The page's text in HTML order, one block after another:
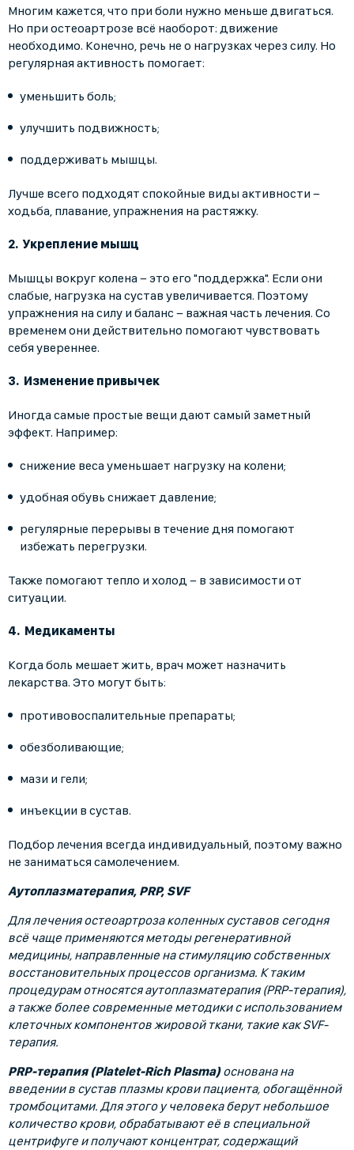
Многим кажется, что при боли нужно меньше двигаться.
Но при остеоартрозе всё наоборот: движение
необходимо. Конечно, речь не о нагрузках через силу. Но
регулярная активность помогает:
уменьшить боль;
улучшить подвижность;
поддерживать мышцы.
Лучше всего подходят спокойные виды активности −
ходьба, плавание, упражнения на растяжку.
Укрепление мышц
Мышцы вокруг колена − это его "поддержка". Если они
слабые, нагрузка на сустав увеличивается. Поэтому
упражнения на силу и баланс − важная часть лечения. Со
временем они действительно помогают чувствовать
себя увереннее.
Изменение привычек
Иногда самые простые вещи дают самый заметный
эффект. Например:
снижение веса уменьшает нагрузку на колени;
удобная обувь снижает давление;
регулярные перерывы в течение дня помогают
избежать перегрузки.
Также помогают тепло и холод − в зависимости от
ситуации.
Медикаменты
Когда боль мешает жить, врач может назначить
лекарства. Это могут быть:
противовоспалительные препараты;
обезболивающие;
мази и гели;
инъекции в сустав.
Подбор лечения всегда индивидуальный, поэтому важно
не заниматься самолечением.
Аутоплазматерапия, PRP, SVF
Для лечения остеоартроза коленных суставов сегодня
всё чаще применяются методы регенеративной
медицины, направленные на стимуляцию собственных
восстановительных процессов организма. К таким
процедурам относятся аутоплазматерапия (PRP-терапия),
а также более современные методики с использованием
клеточных компонентов жировой ткани, такие как SVF-
терапия.
PRP-терапия (Platelet-Rich Plasma)основана на
введении в сустав плазмы крови пациента, обогащённой
тромбоцитами. Для этого у человека берут небольшое
количество крови, обрабатывают её в специальной
центрифуге и получают концентрат, содержащий